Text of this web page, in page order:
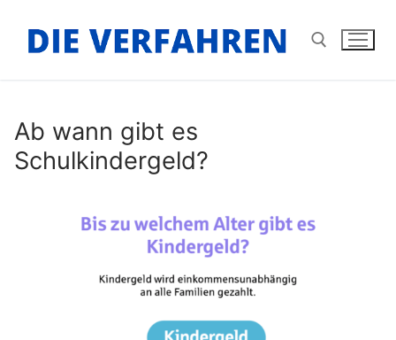
Inhalt
springen
Ab wann gibt es
Schulkindergeld?